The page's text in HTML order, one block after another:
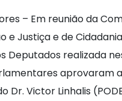
– Em reunião da
e Justiça e de
Deputados realizada
aprovaram
Dr. Victor Linhalis